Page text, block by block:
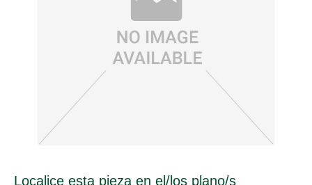
Localice esta pieza en el/los plano/s